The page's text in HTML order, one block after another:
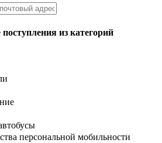
из категорий
персональной мобильности